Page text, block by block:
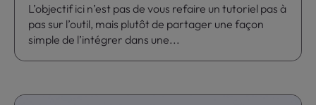
L’objectif ici n’est pas de vous refaire un tutoriel pas à
pas sur l’outil, mais plutôt de partager une façon
simple de l’intégrer dans une...